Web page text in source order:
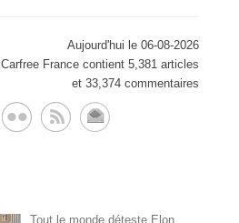
Aujourd'hui le 06-08-2026
Carfree France contient 5,381 articles
et 33,374 commentaires
Tout le monde déteste Elon